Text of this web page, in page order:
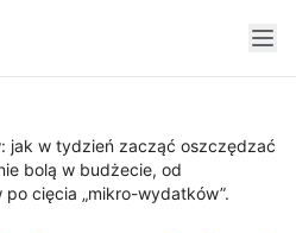
jak w tydzień zacząć oszczędzać
bolą w budżecie, od
cięcia „mikro-wydatków”.